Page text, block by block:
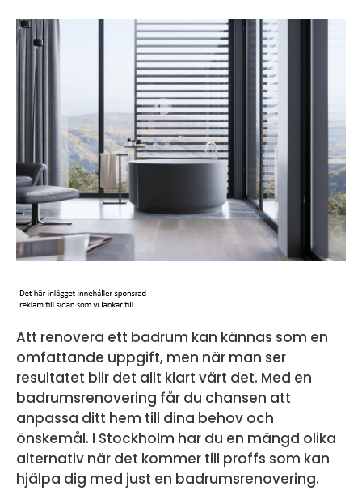
Att renovera ett badrum kan kännas som en
omfattande uppgift, men när man ser
resultatet blir det allt klart värt det. Med en
badrumsrenovering får du chansen att
anpassa ditt hem till dina behov och
önskemål. I Stockholm har du en mängd olika
alternativ när det kommer till proffs som kan
hjälpa dig med just en badrumsrenovering.